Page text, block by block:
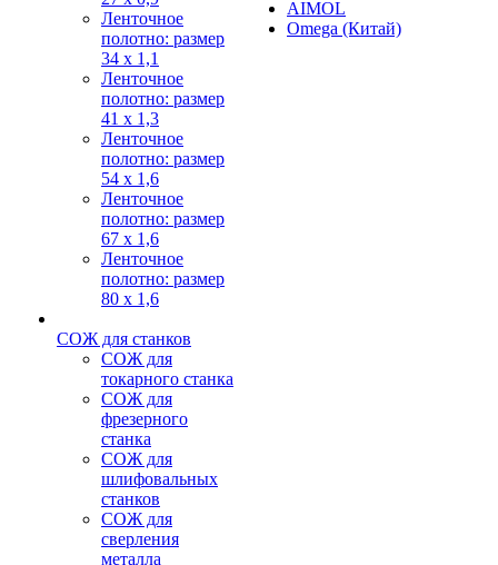
Ленточное
полотно: размер
34 х 1,1
Ленточное
полотно: размер
41 х 1,3
Ленточное
полотно: размер
54 х 1,6
Ленточное
полотно: размер
67 х 1,6
Ленточное
полотно: размер
80 х 1,6
СОЖ для станков
СОЖ для
токарного станка
СОЖ для
фрезерного
станка
СОЖ для
шлифовальных
станков
СОЖ для
сверления
металла
AIMOL
Omega (Китай)